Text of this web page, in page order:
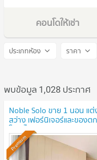
คอนโดให้เช่า
ท่าเรือชาญอิสระ
ประเภทห้อง ราคา
พบข้อมูล 1,028 ประกาศ
Noble Solo ขาย 1 นอน แ
สว่าง เฟอร์นิเจอร์และของ
โปร่งได้วิวสวน
Premium